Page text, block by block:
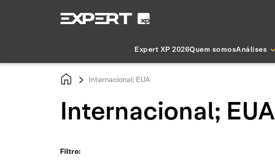
Expert XP 2026Quem somosAnálises
Internacional; EUA
Internacional; EUA
Filtro: